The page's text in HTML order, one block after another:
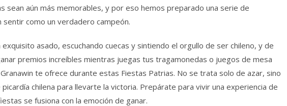
sean aún más memorables, y por eso hemos preparado una serie de
como un verdadero campeón.
asado, escuchando cuecas y sintiendo el orgullo de ser chileno, y de
premios increíbles mientras juegas tus tragamonedas o juegos de mesa
te ofrece durante estas Fiestas Patrias. No se trata solo de azar, sino
chilena para llevarte la victoria. Prepárate para vivir una experiencia de
se fusiona con la emoción de ganar.